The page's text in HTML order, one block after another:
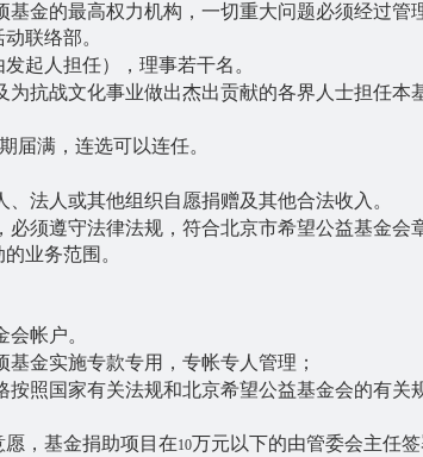
基金的最高权力机构，一切重大问题必须经过管
联络部。
起人担任），理事若干名。
为抗战文化事业做出杰出贡献的各界人士担任本
届满，连选可以连任。
法人或其他组织自愿捐赠及其他合法收入。
必须遵守法律法规，符合北京市希望公益基金会
业务范围。
帐户。
金实施专款专用，专帐专人管理；
按照国家有关法规和北京希望公益基金会的有关
，基金捐助项目在10万元以下的由管委会主任签